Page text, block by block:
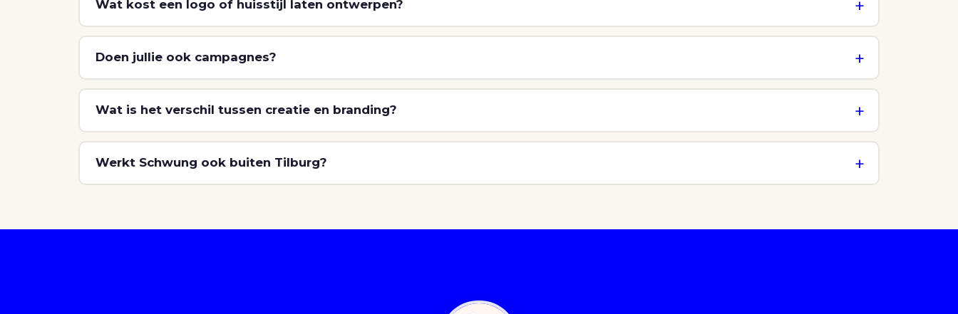
Wat kost een logo of huisstijl laten ontwerpen?
Doen jullie ook campagnes?
Wat is het verschil tussen creatie en branding?
Werkt Schwung ook buiten Tilburg?